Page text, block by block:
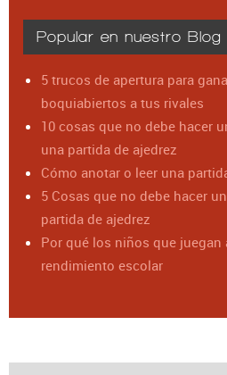
Popular en nuestro Blog
5 trucos de apertura para
boquiabiertos a tus rivales
10 cosas que no debe hacer
una partida de ajedrez
Cómo anotar o leer una
5 Cosas que no debe hacer
partida de ajedrez
Por qué los niños que juegan
rendimiento escolar